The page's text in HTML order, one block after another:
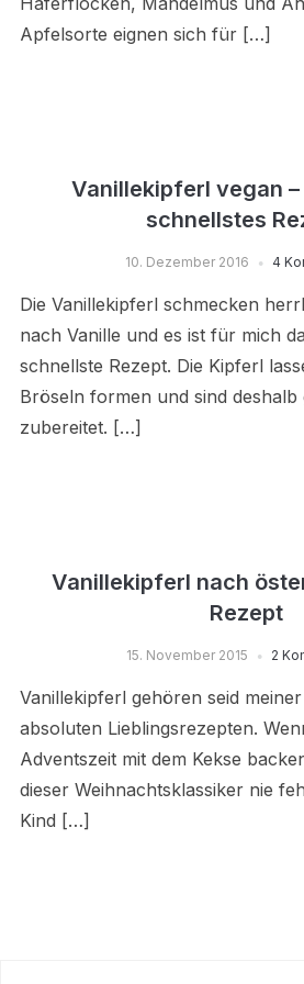
Apfelsorte eignen sich für […]
Vanillekipferl vegan
schnellstes
10. Dezember 2016 4
Die Vanillekipferl schmecken
nach Vanille und es ist für mich
schnellste Rezept. Die Kipferl
Bröseln formen und sind deshalb
zubereitet. […]
Vanillekipferl nach
Rezept
15. November 2015 2
Vanillekipferl gehören seid
absoluten Lieblingsrezepten.
Adventszeit mit dem Kekse
dieser Weihnachtsklassiker nie
Kind […]